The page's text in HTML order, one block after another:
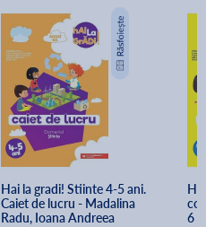
Hai la gradi! Stiinte 4-5 ani.
Caiet de lucru - Madalina
Radu, Ioana Andreea
6